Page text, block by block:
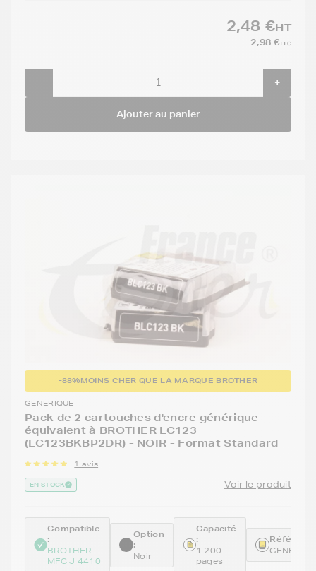
2,48 €HT
2,98 €TTC
- +
Ajouter au panier
-88%MOINS CHER QUE LA MARQUE BROTHER
GENERIQUE
Pack de 2 cartouches d'encre générique
équivalent à BROTHER LC123
(LC123BKBP2DR) - NOIR - Format Standard
1 avis
EN STOCK Voir le produit
Compatible
:
BROTHER
MFC J 4410
Option
:
Noir
Capacité
:
1 200
pages